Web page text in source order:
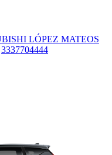
LÓPEZ MATEOS
3337704444